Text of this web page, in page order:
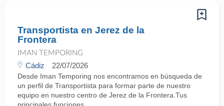
Transportista en Jerez de la
Frontera
IMAN TEMPORING
Cádiz 22/07/2026
Desde Iman Temporing nos encontramos en búsqueda de
un perfil de Transportista para formar parte de nuestro
equipo en nuestro centro de Jerez de la Frontera.Tus